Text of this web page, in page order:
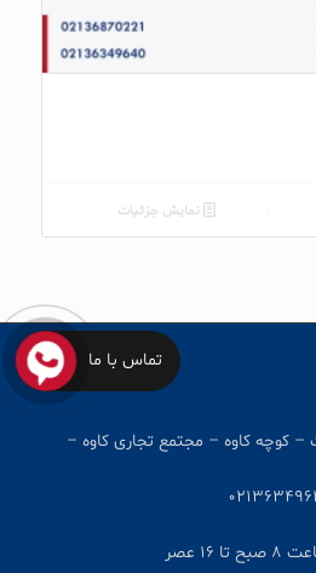
نمایش جزئیات
کوچه کاوه – مجتمع تجاری کاوه –
عصر
تماس با ما